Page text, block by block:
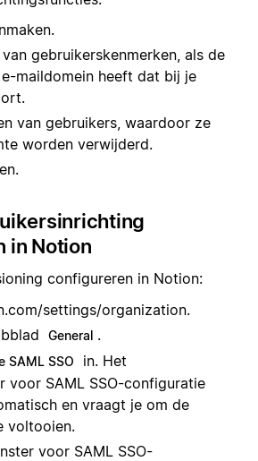
gebruikerskenmerken, als de
maildomein heeft dat bij je
van gebruikers, waardoor ze
worden verwijderd.
in Notion
configureren in Notion:
settings/organization.
General .
SAML SSO
in. Het
voor SAML SSO-configuratie
en vraagt je om de
voltooien.
voor SAML SSO-